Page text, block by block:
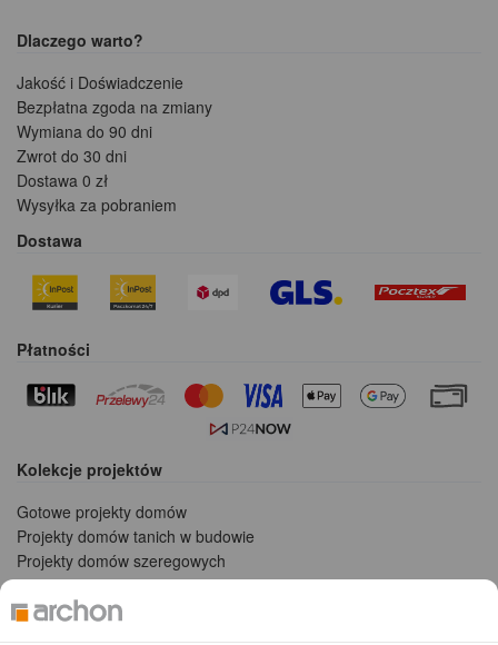
Dlaczego warto?
Jakość i Doświadczenie
Bezpłatna zgoda na zmiany
Wymiana do 90 dni
Zwrot do 30 dni
Dostawa 0 zł
Wysyłka za pobraniem
Dostawa
Płatności
Kolekcje projektów
Gotowe projekty domów
Projekty domów tanich w budowie
Projekty domów szeregowych
Projekty małych domów (do 150 m2)
Projekty domów wielorodzinnych